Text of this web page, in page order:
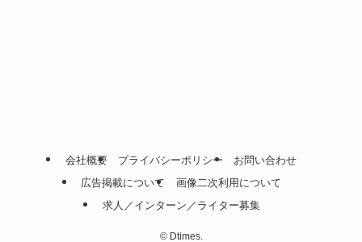
会社概要 プライバシーポリシー
お問い合わせ
広告掲載について
画像二次利用について
求人／インターン／ライター募集
©Dtimes.